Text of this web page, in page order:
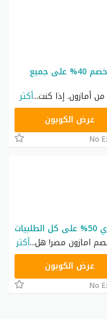
كود خصم أمازون السعودية اول طلب خصم 40% على جميع
أمازون. إذا كنت...أكثر
عرض الكوبون
No
امازون مصر! هل...أكثر
عرض الكوبون
No